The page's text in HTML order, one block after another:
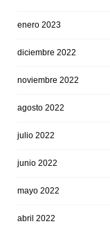
enero 2023
diciembre 2022
noviembre 2022
agosto 2022
julio 2022
junio 2022
mayo 2022
abril 2022